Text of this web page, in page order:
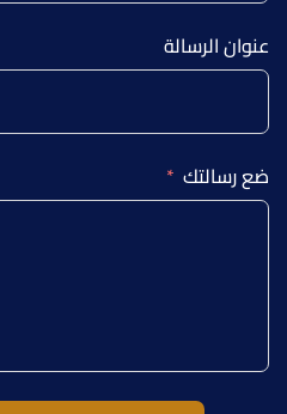
عنوان الرسالة
ضع رسالتك